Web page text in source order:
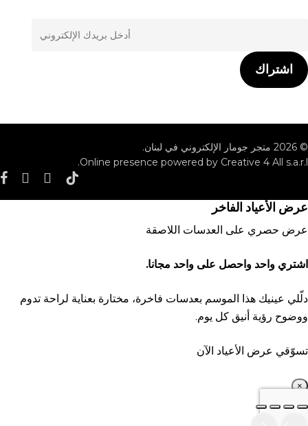
اشتراك
© 2026 متجر جومار الإلكتروني في لبنان.
Online presence powered by Creative 4 All s.a.r.l.
whatsapp tiktok
عرض الأعياد الفاخر
عرض حصري على العدسات اللاصقة
اشتري واحد واحصل على واحد مجانا.
دلّلي عينيك هذا الموسم بعدسات فاخرة، مختارة بعناية لراحة تدوم
ووضوح رؤية أنيق كل يوم.
تسوّقي عرض الأعياد الآن
×